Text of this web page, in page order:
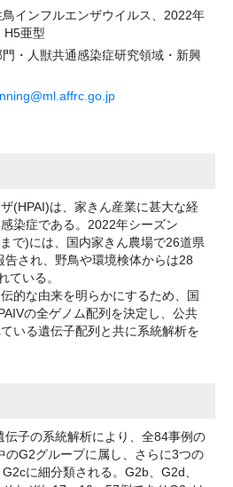
インフルエンザウイルス、2022年
H5亜型
・人獣共通感染症研究領域・新興
(HPAI)は、家きん産業に甚大な経
染症である。2022年シーズン
で)には、国内家きん農場で26道県
告され、野鳥や環境検体からは28
ている。
的な由来を明らかにするため、国
の全ゲノム配列を決定し、公共
いる遺伝子配列と共に系統解析を
伝子の系統解析により、全84事例の
のG2グループに属し、さらに3つの
に細分類される。G2b、G2d、